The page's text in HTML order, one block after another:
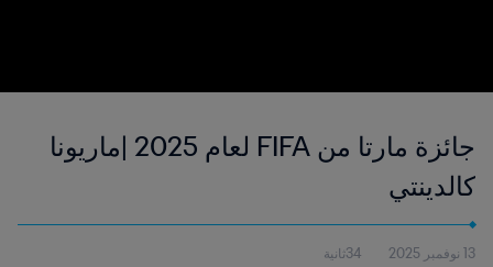
جائزة مارتا من FIFA لعام 2025 |ماريونا
كالدينتي
13 نوفمبر 2025 34ثانية